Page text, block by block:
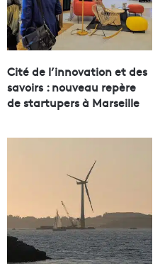
Cité de l’innovation et des
savoirs : nouveau repère
de startupers à Marseille